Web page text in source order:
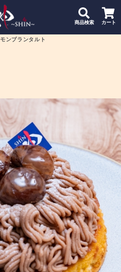
商品検索 カート
モンブランタルト